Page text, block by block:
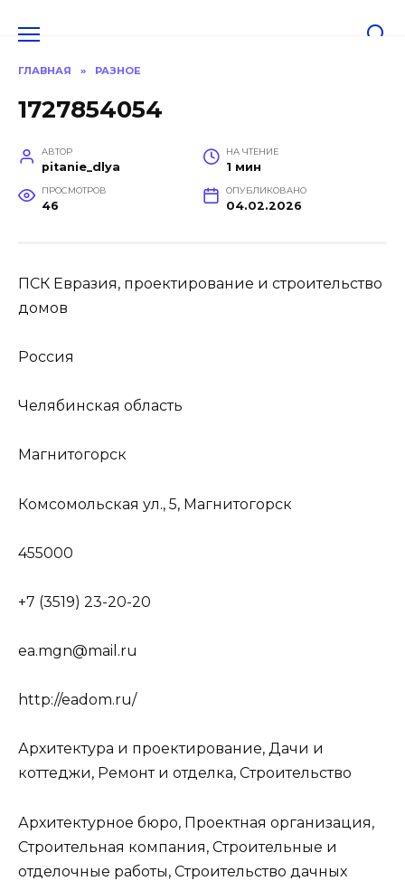
ГЛАВНАЯ » РАЗНОЕ
1727854054
АВТОР
pitanie_dlya
НА ЧТЕНИЕ
1 мин
ПРОСМОТРОВ
46
ОПУБЛИКОВАНО
04.02.2026
ПСК Евразия, проектирование и строительство
домов
Россия
Челябинская область
Магнитогорск
Комсомольская ул., 5, Магнитогорск
455000
+7 (3519) 23-20-20
ea.mgn@mail.ru
http://eadom.ru/
Архитектура и проектирование, Дачи и
коттеджи, Ремонт и отделка, Строительство
Архитектурное бюро, Проектная организация,
Строительная компания, Строительные и
отделочные работы, Строительство дачных